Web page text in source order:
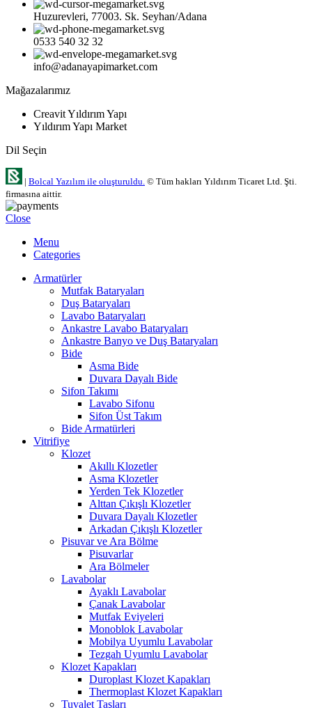
Huzurevleri, 77003. Sk. Seyhan/Adana
0533 540 32 32
info@adanayapimarket.com
Mağazalarımız
Creavit Yıldırım Yapı
Yıldırım Yapı Market
Dil Seçin
| Bolcal Yazılım ile oluşturuldu. © Tüm hakları Yıldırım Ticaret Ltd. Şti.
firmasına aittir.
Close
Menu
Categories
Armatürler
Mutfak Bataryaları
Duş Bataryaları
Lavabo Bataryaları
Ankastre Lavabo Bataryaları
Ankastre Banyo ve Duş Bataryaları
Bide
Asma Bide
Duvara Dayalı Bide
Sifon Takımı
Lavabo Sifonu
Sifon Üst Takım
Bide Armatürleri
Vitrifiye
Klozet
Akıllı Klozetler
Asma Klozetler
Yerden Tek Klozetler
Alttan Çıkışlı Klozetler
Duvara Dayalı Klozetler
Arkadan Çıkışlı Klozetler
Pisuvar ve Ara Bölme
Pisuvarlar
Ara Bölmeler
Lavabolar
Ayaklı Lavabolar
Çanak Lavabolar
Mutfak Eviyeleri
Monoblok Lavabolar
Mobilya Uyumlu Lavabolar
Tezgah Uyumlu Lavabolar
Klozet Kapakları
Duroplast Klozet Kapakları
Thermoplast Klozet Kapakları
Tuvalet Taşları